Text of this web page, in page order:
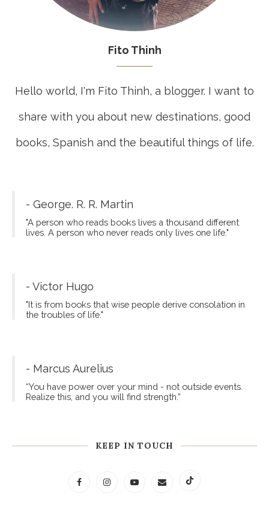
Fito Thinh
Hello world, I'm Fito Thinh, a blogger. I want to
share with you about new destinations, good
books, Spanish and the beautiful things of life.
- George. R. R. Martin
"A person who reads books lives a thousand different
lives. A person who never reads only lives one life."
- Victor Hugo
"It is from books that wise people derive consolation in
the troubles of life."
- Marcus Aurelius
“You have power over your mind - not outside events.
Realize this, and you will find strength.”
KEEP IN TOUCH